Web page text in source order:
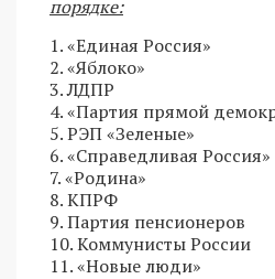
порядке:
1. «Единая Россия»
2. «Яблоко»
3. ЛДПР
4. «Партия прямой
5. РЭП «Зеленые»
6. «Справедливая Россия»
7. «Родина»
8. КПРФ
9. Партия пенсионеров
10. Коммунисты России
11. «Новые люди»